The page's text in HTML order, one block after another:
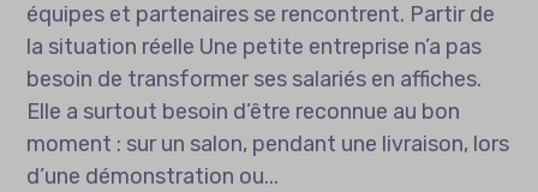
équipes et partenaires se rencontrent. Partir de
la situation réelle Une petite entreprise n’a pas
besoin de transformer ses salariés en affiches.
Elle a surtout besoin d’être reconnue au bon
moment : sur un salon, pendant une livraison, lors
d’une démonstration ou...